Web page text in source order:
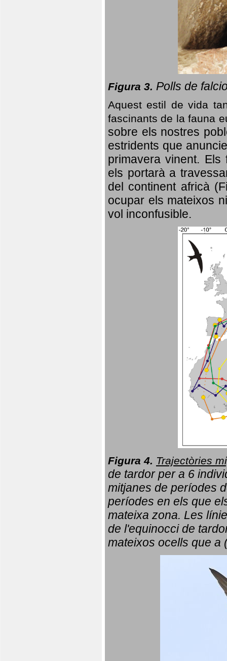
Figura 3. Polls de
Aquest estil de vida
fascinants de la fauna
sobre els nostres
estridents que
primavera vinent. Els
els portarà a
del continent africà
ocupar els mateixos
vol inconfusible.
Figura 4. Trajectòries
de tardor per a 6
mitjanes de períodes
períodes en els que
mateixa zona. Les
de l'equinocci de
mateixos ocells que a